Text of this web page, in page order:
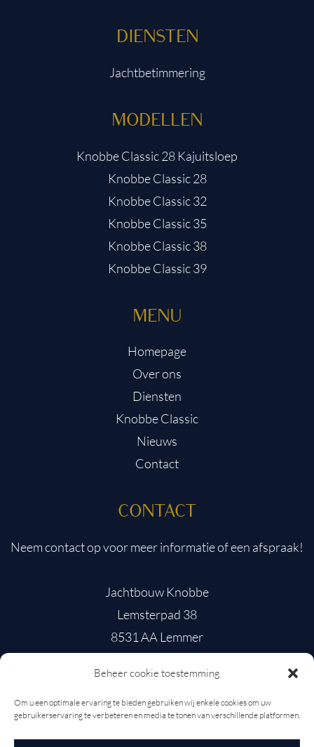
Beheer cookie toestemming
Om u een optimale ervaring te bieden gebruiken wij enkele cookies om uw
gebruikerservaring te verbeteren en media te tonen van verschillende platformen.
DIENSTEN
Jachtbetimmering
MODELLEN
Knobbe Classic 28 Kajuitsloep
Knobbe Classic 28
Knobbe Classic 32
Knobbe Classic 35
Knobbe Classic 38
Knobbe Classic 39
MENU
Homepage
Over ons
Diensten
Knobbe Classic
Nieuws
Contact
CONTACT
Neem contact op voor meer informatie of een afspraak!
Jachtbouw Knobbe
Lemsterpad 38
8531 AA Lemmer
0514 564782
info@jachtbouwknobbe.nl